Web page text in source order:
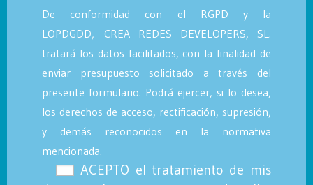
De conformidad con el RGPD y la
LOPDGDD, CREA REDES DEVELOPERS, SL.
tratará los datos facilitados, con la finalidad de
enviar presupuesto solicitado a través del
presente formulario. Podrá ejercer, si lo desea,
los derechos de acceso, rectificación, supresión,
y demás reconocidos en la normativa
mencionada.
ACEPTO el tratamiento de mis